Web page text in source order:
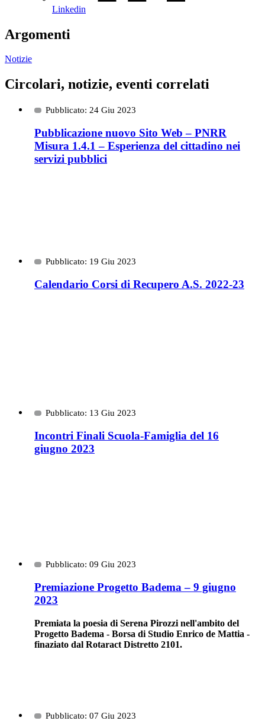
Linkedin
Argomenti
Notizie
Circolari, notizie, eventi correlati
Pubblicato: 24 Giu 2023
Pubblicazione nuovo Sito Web – PNRR
Misura 1.4.1 – Esperienza del cittadino nei
servizi pubblici
Pubblicato: 19 Giu 2023
Calendario Corsi di Recupero A.S. 2022-23
Pubblicato: 13 Giu 2023
Incontri Finali Scuola-Famiglia del 16
giugno 2023
Pubblicato: 09 Giu 2023
Premiazione Progetto Badema – 9 giugno
2023
Premiata la poesia di Serena Pirozzi nell'ambito del
Progetto Badema - Borsa di Studio Enrico de Mattia -
finaziato dal Rotaract Distretto 2101.
Pubblicato: 07 Giu 2023